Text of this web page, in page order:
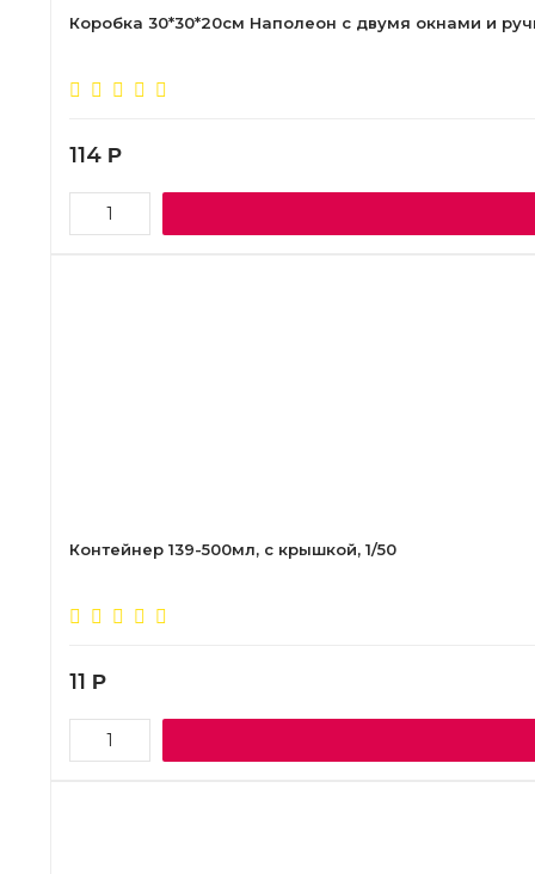
Коробка 30*30*20см Наполеон с двумя окнами и
114 Р
Контейнер 139-500мл, с крышкой, 1/50
11 Р